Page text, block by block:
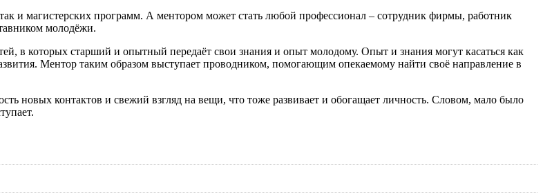
и магистерских программ. А ментором может стать любой профессионал – сотрудник фирмы, работник
молодёжи.
в которых старший и опытный передаёт свои знания и опыт молодому. Опыт и знания могут касаться как
Ментор таким образом выступает проводником, помогающим опекаемому найти своё направление в
новых контактов и свежий взгляд на вещи, что тоже развивает и обогащает личность. Словом, мало было